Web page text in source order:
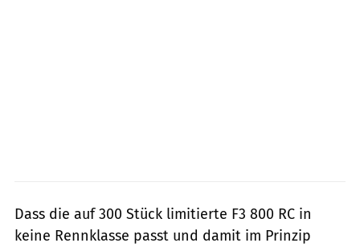
Dass die auf 300 Stück limitierte F3 800 RC in
keine Rennklasse passt und damit im Prinzip